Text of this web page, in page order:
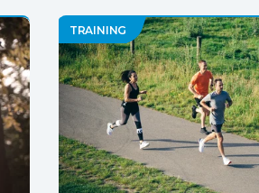
TRAINING